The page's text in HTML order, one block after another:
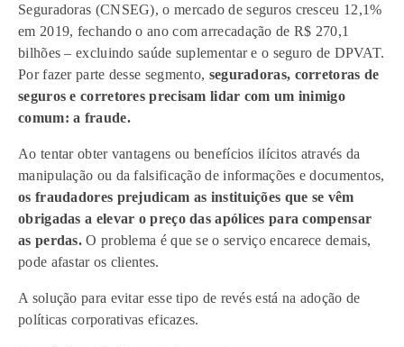
Seguradoras (CNSEG), o mercado de seguros cresceu 12,1%
em 2019, fechando o ano com arrecadação de R$ 270,1
bilhões – excluindo saúde suplementar e o seguro de DPVAT.
Por fazer parte desse segmento, seguradoras, corretoras de
seguros e corretores precisam lidar com um inimigo
comum: a fraude.
Ao tentar obter vantagens ou benefícios ilícitos através da
manipulação ou da falsificação de informações e documentos,
os fraudadores prejudicam as instituições que se vêm
obrigadas a elevar o preço das apólices para compensar
as perdas. O problema é que se o serviço encarece demais,
pode afastar os clientes.
A solução para evitar esse tipo de revés está na adoção de
políticas corporativas eficazes.